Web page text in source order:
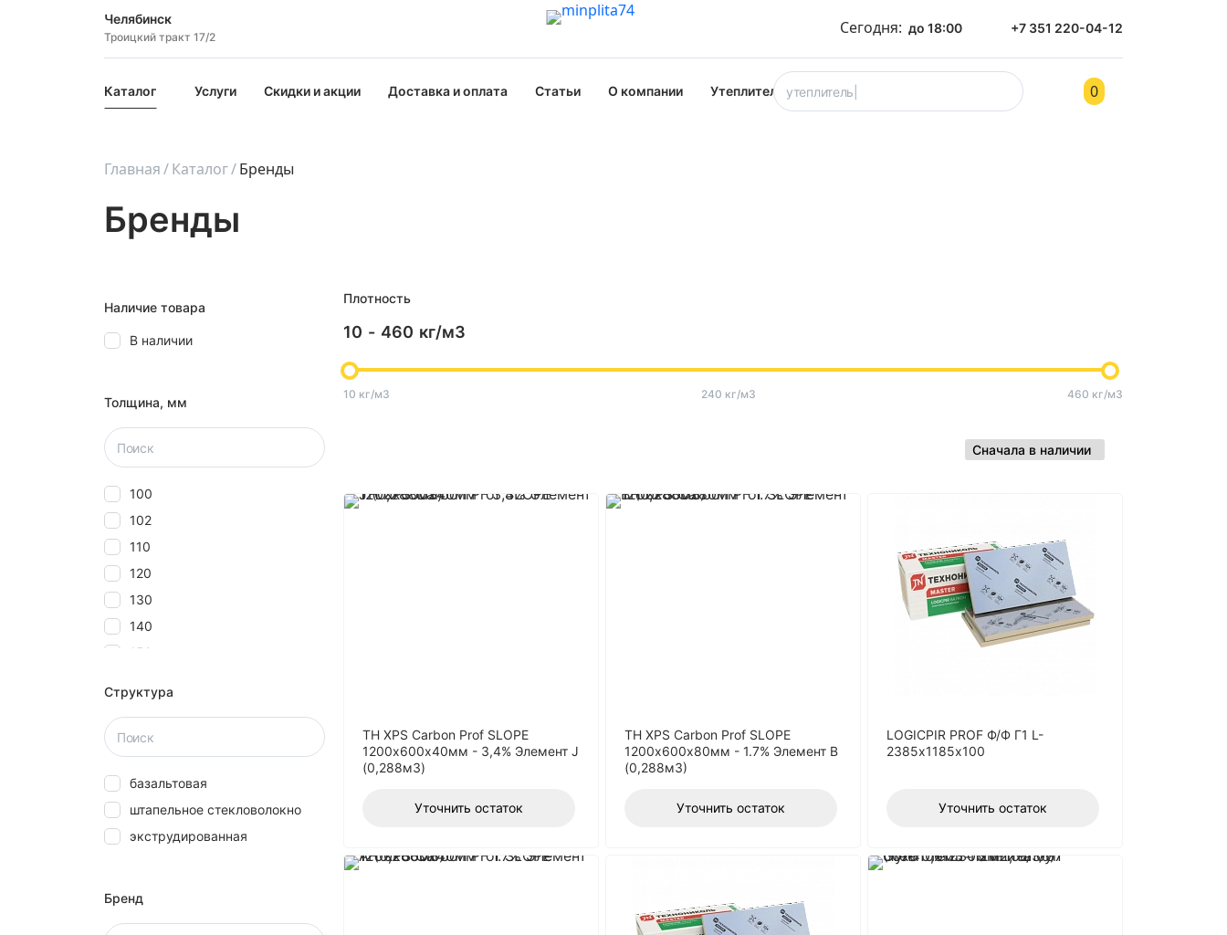
Челябинск
Троицкий тракт 17/2 Сегодня: до 18:00 +7 351 220-04-12
Каталог Услуги Скидки и акции Доставка и оплата Статьи О компании Утеплители оптом 0
Главная Каталог Бренды
Бренды
Наличие товара
В наличии
Толщина, мм
100
102
110
120
130
140
150
20
2000
25
27
28
Структура
базальтовая
штапельное стекловолокно
экструдированная
Бренд
Плотность
10 - 460 кг/м3
10 кг/м3 240 кг/м3 460 кг/м3
ТН XPS Carbon Prof SLOPE
1200х600х40мм - 3,4% Элемент J
(0,288м3)
Уточнить остаток
ТН XPS Carbon Prof SLOPE
1200х600х80мм - 1.7% Элемент В
(0,288м3)
Уточнить остаток
LOGICPIR PROF Ф/Ф Г1 L-
2385х1185х100
Уточнить остаток